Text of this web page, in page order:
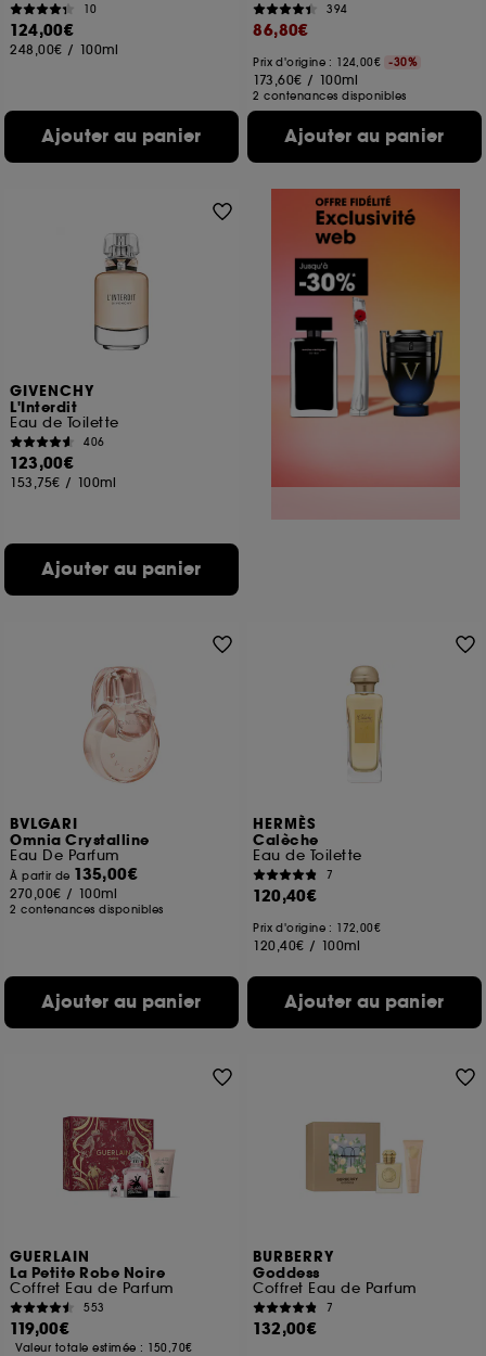
10
124,00€
248,00€ / 100ml
Ajouter au panier
394
86,80€
Prix d'origine : 124,00€ -30%
173,60€ / 100ml
2 contenances disponibles
Ajouter au panier
GIVENCHY
L'Interdit
Eau de Toilette
406
123,00€
153,75€ / 100ml
Ajouter au panier
BVLGARI
Omnia Crystalline
Eau De Parfum
À partir de 135,00€
270,00€ / 100ml
2 contenances disponibles
Ajouter au panier
HERMÈS
Calèche
Eau de Toilette
7
120,40€
Prix d'origine : 172,00€
120,40€ / 100ml
Ajouter au panier
GUERLAIN
La Petite Robe Noire
Coffret Eau de Parfum
553
119,00€
Valeur totale estimée : 150,70€
BURBERRY
Goddess
Coffret Eau de Parfum
7
132,00€